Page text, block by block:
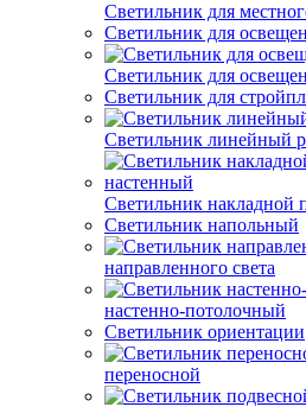
Светильник для
Светильник для
Светильник для
Светильник для
Светильник линейный
Светильник накладной
Светильник напольный
направленного света
настенно-потолочный
Светильник ориентации
переносной